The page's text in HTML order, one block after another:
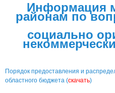
Информация
районам по
социально
Порядок предоставления и
областного бюджета (скачать)